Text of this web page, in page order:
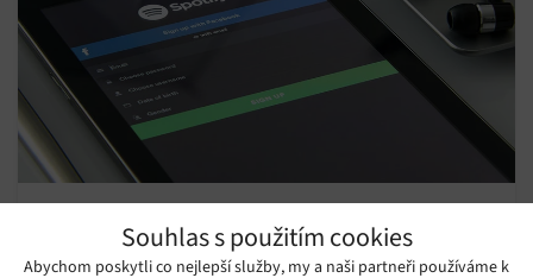
Souhlas s použitím cookies
Abychom poskytli co nejlepší služby, my a naši partneři používáme k
hudebních služeb
Čtvrtek 21. 09. 2017 Redakce